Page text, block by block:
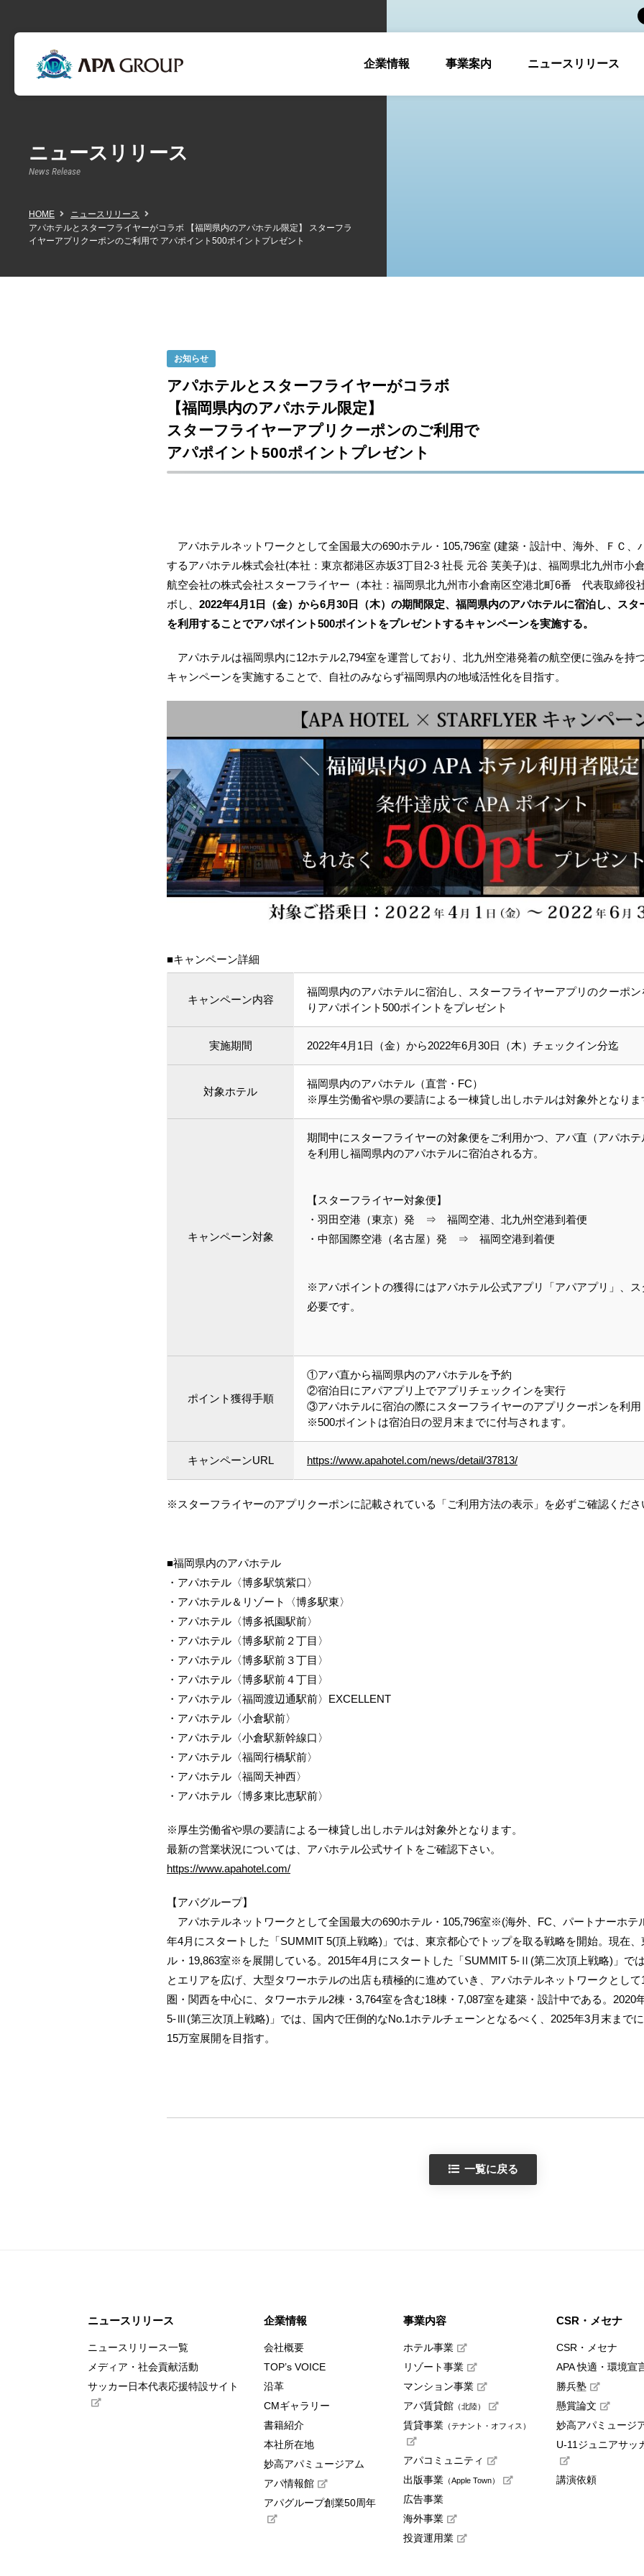
企業情報 事業案内 ニュースリリース
ニュースリリース
News Release
HOME
ニュースリリース
アパホテルとスターフライヤーがコラボ 【福岡県内のアパホテル限定】 スターフラ
イヤーアプリクーポンのご利用で アパポイント500ポイントプレゼント
お知らせ
アパホテルとスターフライヤーがコラボ
【福岡県内のアパホテル限定】
スターフライヤーアプリクーポンのご利用で
アパポイント500ポイントプレゼント
アパホテルネットワークとして全国最大の690ホテル・105,796室 (建築・設計中、海外、ＦＣ、
するアパホテル株式会社(本社：東京都港区赤坂3丁目2‐3 社長 元谷 芙美子)は、福岡県北九州市小
航空会社の株式会社スターフライヤー（本社：福岡県北九州市小倉南区空港北町6番 代表取締役
ボし、 2022年4月1日（金）から6月30日（木）の期間限定、福岡県内のアパホテルに宿泊し、ス
を利用することでアパポイント500ポイントをプレゼントするキャンペーンを実施する。
アパホテルは福岡県内に12ホテル2,794室を運営しており、北九州空港発着の航空便に強みを持
キャンペーンを実施することで、自社のみならず福岡県内の地域活性化を目指す。
■キャンペーン詳細
キャンペーン内容
福岡県内のアパホテルに宿泊し、スターフライヤーアプリのクーポ
りアパポイント500ポイントをプレゼント
実施期間 2022年4月1日（金）から2022年6月30日（木）チェックイン分迄
対象ホテル
福岡県内のアパホテル（直営・FC）
※厚生労働省や県の要請による一棟貸し出しホテルは対象外となりま
キャンペーン対象
期間中にスターフライヤーの対象便をご利用かつ、アパ直（アパホ
を利用し福岡県内のアパホテルに宿泊される方。
【スターフライヤー対象便】
・羽田空港（東京）発 ⇒ 福岡空港、北九州空港到着便
・中部国際空港（名古屋）発 ⇒ 福岡空港到着便
※アパポイントの獲得にはアパホテル公式アプリ「アパアプリ」、
必要です。
ポイント獲得手順
①アパ直から福岡県内のアパホテルを予約
②宿泊日にアパアプリ上でアプリチェックインを実行
③アパホテルに宿泊の際にスターフライヤーのアプリクーポンを利用
※500ポイントは宿泊日の翌月末までに付与されます。
キャンペーンURL https://www.apahotel.com/news/detail/37813/
※スターフライヤーのアプリクーポンに記載されている「ご利用方法の表示」を必ずご確認くださ
■福岡県内のアパホテル
・アパホテル〈博多駅筑紫口〉
・アパホテル＆リゾート〈博多駅東〉
・アパホテル〈博多祇園駅前〉
・アパホテル〈博多駅前２丁目〉
・アパホテル〈博多駅前３丁目〉
・アパホテル〈博多駅前４丁目〉
・アパホテル〈福岡渡辺通駅前〉EXCELLENT
・アパホテル〈小倉駅前〉
・アパホテル〈小倉駅新幹線口〉
・アパホテル〈福岡行橋駅前〉
・アパホテル〈福岡天神西〉
・アパホテル〈博多東比恵駅前〉
※厚生労働省や県の要請による一棟貸し出しホテルは対象外となります。
最新の営業状況については、アパホテル公式サイトをご確認下さい。
https://www.apahotel.com/
【アパグループ】
アパホテルネットワークとして全国最大の690ホテル・105,796室※(海外、FC、パートナーホテ
年4月にスタートした「SUMMIT 5(頂上戦略)」では、東京都心でトップを取る戦略を開始。現在
ル・19,863室※を展開している。2015年4月にスタートした「SUMMIT 5-Ⅱ(第二次頂上戦略)」で
とエリアを広げ、大型タワーホテルの出店も積極的に進めていき、アパホテルネットワークとし
圏・関西を中心に、タワーホテル2棟・3,764室を含む18棟・7,087室を建築・設計中である。2020
5-Ⅲ(第三次頂上戦略)」では、国内で圧倒的なNo.1ホテルチェーンとなるべく、2025年3月末まで
15万室展開を目指す。
一覧に戻る
ニュースリリース
ニュースリリース一覧
メディア・社会貢献活動
サッカー日本代表応援特設サイト
企業情報
会社概要
TOP’s VOICE
沿革
CMギャラリー
書籍紹介
本社所在地
妙高アパミュージアム
アパ情報館
アパグループ創業50周年
事業内容
ホテル事業
リゾート事業
マンション事業
アパ賃貸館（北陸）
賃貸事業（テナント・オフィス）
アパコミュニティ
出版事業（Apple Town）
広告事業
海外事業
投資運用業
CSR・メセナ
CSR・メセナ
APA 快適・環境宣
勝兵塾
懸賞論文
妙高アパミュージ
U-11ジュニアサッ
講演依頼